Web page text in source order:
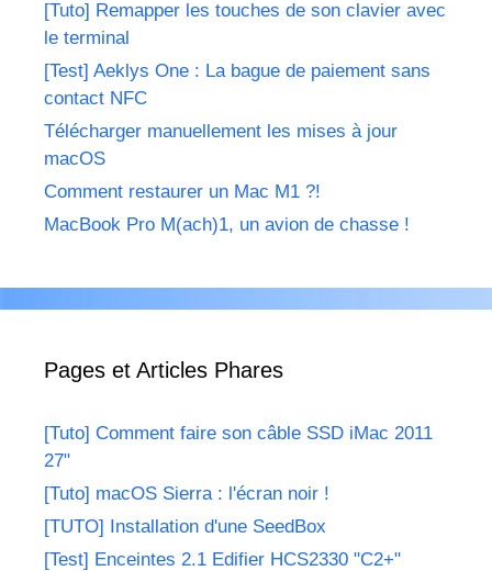
[Tuto] Remapper les touches de son clavier avec
le terminal
[Test] Aeklys One : La bague de paiement sans
contact NFC
Télécharger manuellement les mises à jour
macOS
Comment restaurer un Mac M1 ?!
MacBook Pro M(ach)1, un avion de chasse !
Pages et Articles Phares
[Tuto] Comment faire son câble SSD iMac 2011
27"
[Tuto] macOS Sierra : l'écran noir !
[TUTO] Installation d'une SeedBox
[Test] Enceintes 2.1 Edifier HCS2330 "C2+"